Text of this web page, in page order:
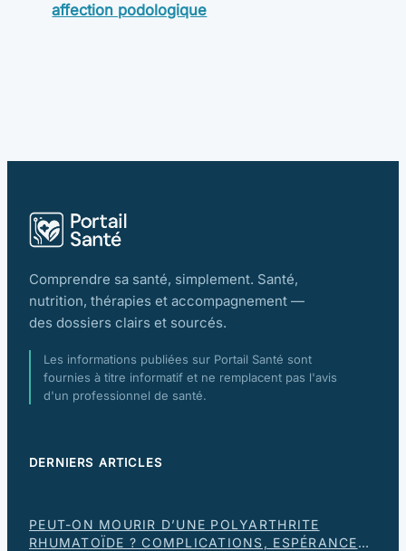
affection podologique
Comprendre sa santé, simplement. Santé,
nutrition, thérapies et accompagnement —
des dossiers clairs et sourcés.
Les informations publiées sur Portail Santé sont
fournies à titre informatif et ne remplacent pas l'avis
d'un professionnel de santé.
DERNIERS ARTICLES
PEUT-ON MOURIR D’UNE POLYARTHRITE
RHUMATOÏDE ? COMPLICATIONS, ESPÉRANCE